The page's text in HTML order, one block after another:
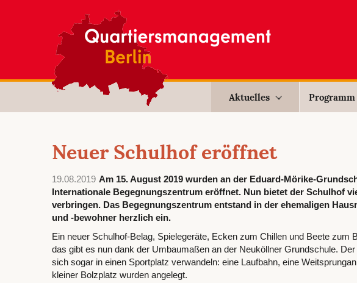
Aktuelles
Neuer Schulhof eröffnet
19.08.2019 Am 15. August 2019 wurden an der Eduard-Mörike-
Internationale Begegnungszentrum eröffnet. Nun bietet der Schulhof
verbringen. Das Begegnungszentrum entstand in der ehemaligen
und -bewohner herzlich ein.
Ein neuer Schulhof-Belag, Spielegeräte, Ecken zum Chillen und Beete zum
das gibt es nun dank der Umbaumaßen an der Neuköllner Grundschule.
sich sogar in einen Sportplatz verwandeln: eine Laufbahn, eine
kleiner Bolzplatz wurden angelegt.